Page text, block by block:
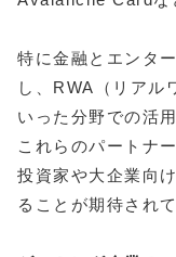
特に金融とエンタ
し、RWA（リアル
いった分野での活
これらのパートナ
投資家や大企業向
ることが期待され